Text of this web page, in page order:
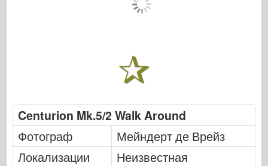
Centurion Mk.5/2 Walk Around
Фотограф
Мейндерт де Врейз
Локализации
Неизвестная